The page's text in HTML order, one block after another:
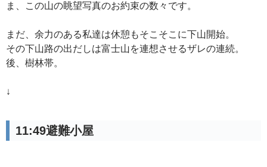
ま、この山の眺望写真のお約束の数々です。
まだ、余力のある私達は休憩もそこそこに下山開始。
その下山路の出だしは富士山を連想させるザレの連続。
後、樹林帯。
↓
11:49避難小屋